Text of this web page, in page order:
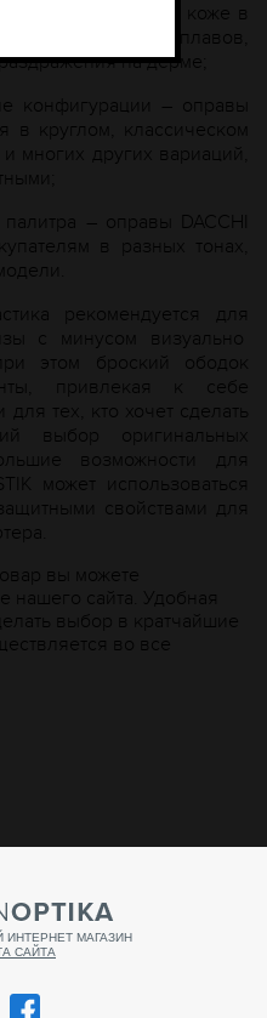
реакций на коже в
металлических сплавов,
на дерме;
конфигурации – оправы
в круглом, классическом
многих других вариаций,
палитра – оправы DACCHI
в разных тонах,
рекомендуется для
с минусом визуально
этом броский ободок
привлекая к себе
тех, кто хочет сделать
выбор оригинальных
возможности для
может использоваться
свойствами для
вы можете
нашего сайта. Удобная
выбор в кратчайшие
во все
ИНТЕРНЕТ МАГАЗИН
САЙТА